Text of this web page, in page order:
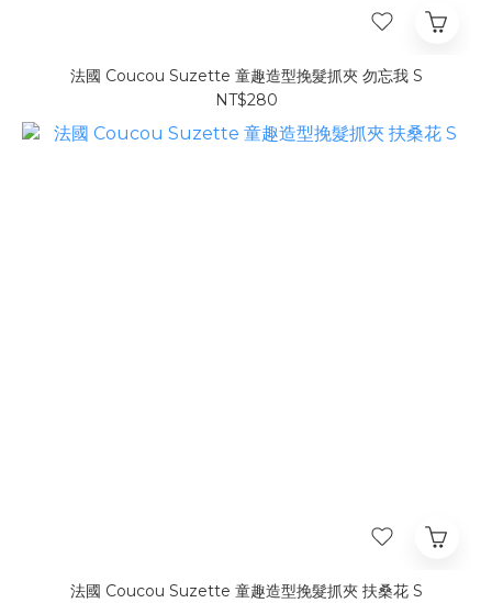
法國 Coucou Suzette 童趣造型挽髮抓夾 勿忘我 S
NT$280
法國 Coucou Suzette 童趣造型挽髮抓夾 扶桑花 S